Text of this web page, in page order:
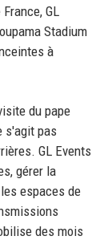
GL
Stadium
à
du pape
s'agit pas
GL Events
gérer la
espaces de
des mois